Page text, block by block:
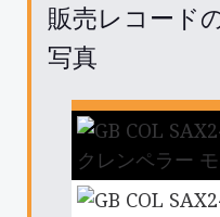
販売レコード
写真